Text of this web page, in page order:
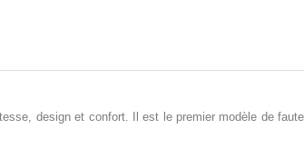
design et confort. Il est le premier modèle de